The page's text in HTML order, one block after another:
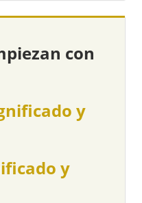
con
y
y